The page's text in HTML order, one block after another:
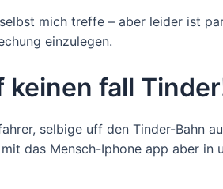
mich treffe – aber leider ist
einzulegen.
keinen fall
selbige uff den Tinder-Bahn
das Mensch-Iphone app aber in